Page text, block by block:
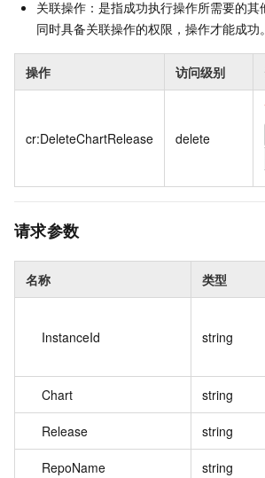
关联操作：是指成功执行操作所需要的
同时具备关联操作的权限，操作才能成功。
操作 访问级别
cr:DeleteChartRelease delete
请求参数
名称 类型
InstanceId string
Chart string
Release string
RepoName string